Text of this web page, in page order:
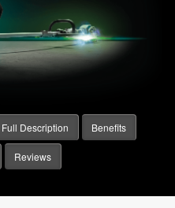
Full Description Benefits
Reviews